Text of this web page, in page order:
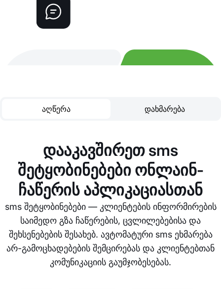
აღწერა დახმარება
დააკავშირეთ sms
შეტყობინებები ონლაინ-
ჩაწერის აპლიკაციასთან
sms შეტყობინებები — კლიენტების ინფორმირების
საიმედო გზა ჩაწერების, ცვლილებებისა და
შეხსენებების შესახებ. ავტომატური sms ეხმარება
არ-გამოცხადებების შემცირებას და კლიენტებთან
კომუნიკაციის გაუმჯობესებას.